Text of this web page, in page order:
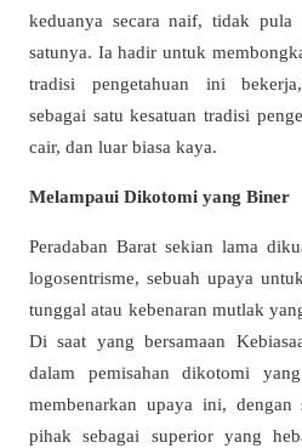
keduanya secara naif, tidak pula
satunya. Ia hadir untuk
tradisi pengetahuan ini
sebagai satu kesatuan tradisi
cair, dan luar biasa kaya.
Melampaui Dikotomi yang Biner
Peradaban Barat sekian lama
logosentrisme, sebuah upaya
tunggal atau kebenaran mutlak
Di saat yang bersamaan
dalam pemisahan dikotomi
membenarkan upaya ini, dengan
pihak sebagai superior yang